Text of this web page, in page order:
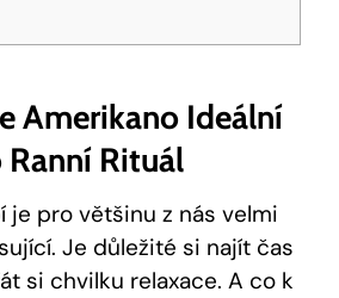
Amerikano Ideální
Rituál
je pro většinu z nás⁤ velmi
Je důležité si najít čas
si chvilku relaxace. A co k